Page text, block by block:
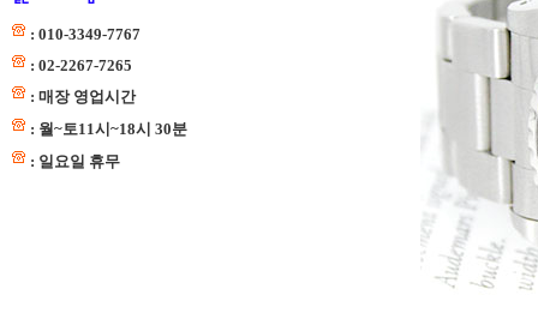
: 010-3349-7767
: 02-2267-7265
: 매장 영업시간
: 월~토11시~18시 30분
: 일요일 휴무